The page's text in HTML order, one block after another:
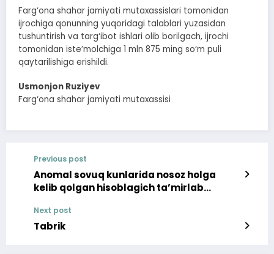
Farg‘ona shahar jamiyati mutaxassislari tomonidan
ijrochiga qonunning yuqoridagi talablari yuzasidan
tushuntirish va targ‘ibot ishlari olib borilgach, ijrochi
tomonidan iste’molchiga 1 mln 875 ming so‘m puli
qaytarilishiga erishildi.
Usmonjon Ruziyev
Farg‘ona shahar jamiyati mutaxassisi
Previous post
Anomal sovuq kunlarida nosoz holga
kelib qolgan hisoblagich ta’mirlab
Next post
Tabrik